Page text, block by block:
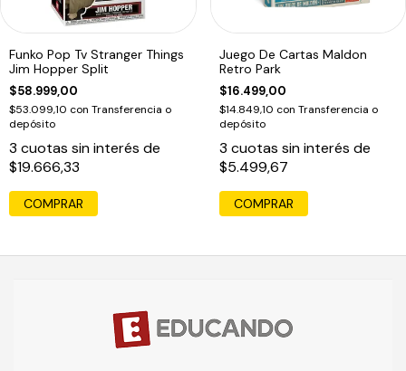
Funko Pop Tv Stranger Things
Jim Hopper Split
$58.999,00
$53.099,10 con Transferencia o
depósito
3 cuotas sin interés de
$19.666,33
Juego De Cartas Maldon
Retro Park
$16.499,00
$14.849,10 con Transferencia o
depósito
3 cuotas sin interés de
$5.499,67